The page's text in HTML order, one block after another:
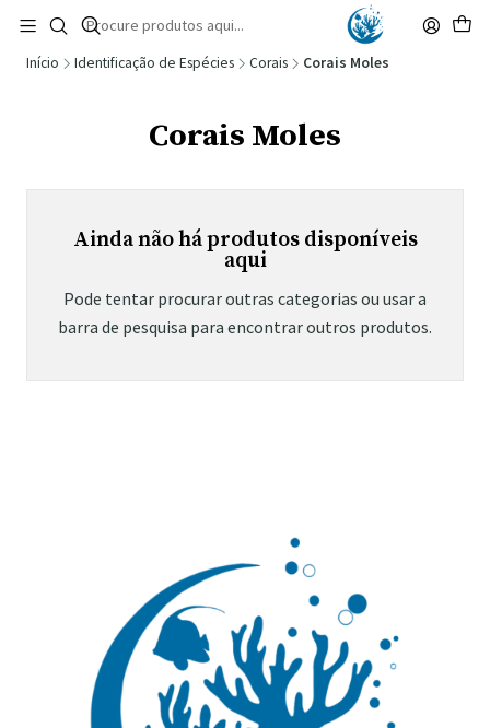
🚚 Portugal Continental: Portes Grátis desde 149,90€ (Envio extresso: 14,90€)
Ler mais
Início Identificação de Espécies Corais Corais Moles
Corais Moles
Ainda não há produtos disponíveis
aqui
Pode tentar procurar outras categorias ou usar a
barra de pesquisa para encontrar outros produtos.